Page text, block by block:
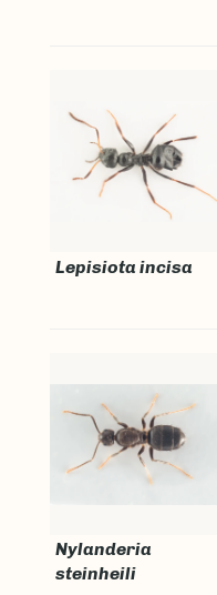
Lepisiota incisa
Nylanderia
steinheili